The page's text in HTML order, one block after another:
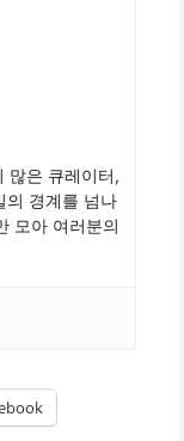
많은 큐레이터,
의 경계를 넘나
모아 여러분의